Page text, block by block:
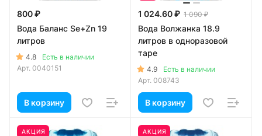
800 ₽
Вода Баланс Se+Zn 19
литров
4.8
Есть в наличии
Арт. 0040151
В корзину
1 024.60 ₽ 1 090 ₽
Вода Волжанка 18.9
литров в одноразовой
таре
4.9
Есть в наличии
Арт. 008743
В корзину
АКЦИЯ АКЦИЯ